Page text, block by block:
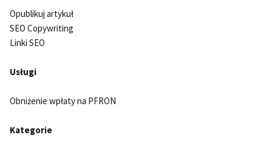
Opublikuj artykuł
SEO Copywriting
Linki SEO
Usługi
Obniżenie wpłaty na PFRON
Kategorie